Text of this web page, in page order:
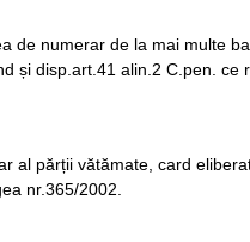
de numerar de la mai multe
și disp.art.41 alin.2 C.pen.
părții vătămate, card
nr.365/2002.